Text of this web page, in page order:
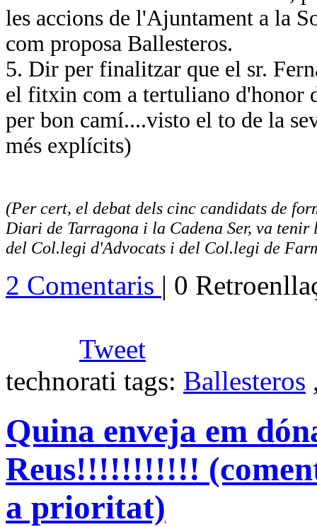
les accions de l'Ajuntament a la
com proposa Ballesteros.
5. Dir per finalitzar que el sr.
el fitxin com a tertuliano d'honor
per bon camí....visto el to de la
més explícits)
(Per cert, el debat dels cinc candidats de
Diari de Tarragona i la Cadena Ser, va
del Col.legi d'Advocats i del Col.legi de
2 Comentaris | 0
Tweet
technorati tags: Ballesteros
Quina enveja em
Reus!!!!!!!!!!!
a prioritat)